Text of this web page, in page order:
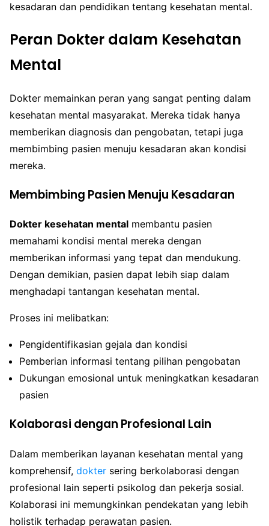
kesadaran dan pendidikan tentang kesehatan mental.
Peran Dokter dalam Kesehatan
Mental
Dokter memainkan peran yang sangat penting dalam
kesehatan mental masyarakat. Mereka tidak hanya
memberikan diagnosis dan pengobatan, tetapi juga
membimbing pasien menuju kesadaran akan kondisi
mereka.
Membimbing Pasien Menuju Kesadaran
Dokter kesehatan mental membantu pasien
memahami kondisi mental mereka dengan
memberikan informasi yang tepat dan mendukung.
Dengan demikian, pasien dapat lebih siap dalam
menghadapi tantangan kesehatan mental.
Proses ini melibatkan:
Pengidentifikasian gejala dan kondisi
Pemberian informasi tentang pilihan pengobatan
Dukungan emosional untuk meningkatkan kesadaran
pasien
Kolaborasi dengan Profesional Lain
Dalam memberikan layanan kesehatan mental yang
komprehensif, dokter sering berkolaborasi dengan
profesional lain seperti psikolog dan pekerja sosial.
Kolaborasi ini memungkinkan pendekatan yang lebih
holistik terhadap perawatan pasien.